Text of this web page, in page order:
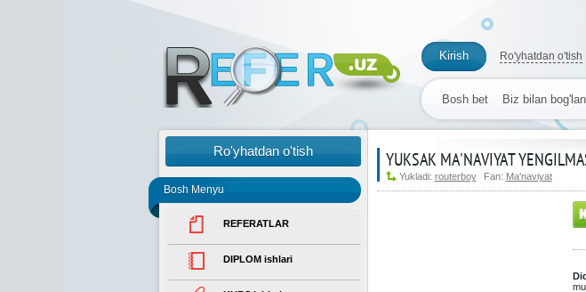
Kirish Ro'yhatdan o'tish
Bosh bet Biz bilan
Ro'yhatdan o'tish
Bosh Menyu
REFERATLAR
DIPLOM ishlari
YUKSAK MA'NAVIYAT
Yukladi: routerboy Fan: Ma'naviyat